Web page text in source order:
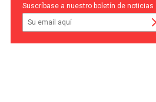
Suscríbase a nuestro boletín de noticias